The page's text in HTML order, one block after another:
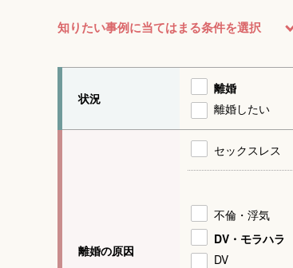
知りたい事例に当てはまる条件を選択
状況
離婚
離婚したい
離婚の原因
セックスレス
不倫・浮気
DV・モラハラ
DV